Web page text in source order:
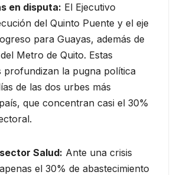
en disputa: El Ejecutivo
del Quinto Puente y el eje
para Guayas, además de
Metro de Quito. Estas
profundizan la pugna política
de las dos urbes más
que concentran casi el 30%
Salud: Ante una crisis
el 30% de abastecimiento